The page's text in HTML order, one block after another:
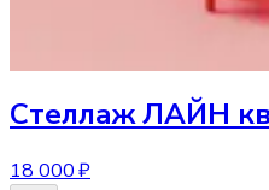
СтеллажЛАЙН
18 000 ₽